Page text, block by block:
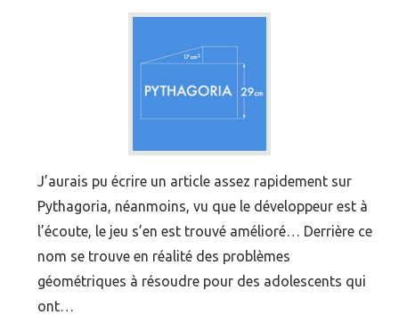
J’aurais pu écrire un article assez rapidement sur
Pythagoria, néanmoins, vu que le développeur est à
l’écoute, le jeu s’en est trouvé amélioré… Derrière ce
nom se trouve en réalité des problèmes
géométriques à résoudre pour des adolescents qui
ont…